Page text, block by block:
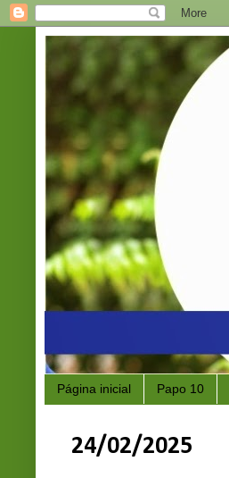
Página inicial Papo 10
24/02/2025